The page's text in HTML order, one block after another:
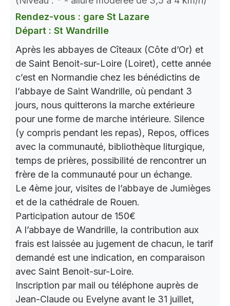
Rendez-vous : gare St Lazare
Départ : St Wandrille
Après les abbayes de Cîteaux (Côte d’Or) et
de Saint Benoit-sur-Loire (Loiret), cette année
c’est en Normandie chez les bénédictins de
l’abbaye de Saint Wandrille, où pendant 3
jours, nous quitterons la marche extérieure
pour une forme de marche intérieure. Silence
(y compris pendant les repas), Repos, offices
avec la communauté, bibliothèque liturgique,
temps de prières, possibilité de rencontrer un
frère de la communauté pour un échange.
Le 4ème jour, visites de l’abbaye de Jumièges
et de la cathédrale de Rouen.
Participation autour de 150€
A l’abbaye de Wandrille, la contribution aux
frais est laissée au jugement de chacun, le tarif
demandé est une indication, en comparaison
avec Saint Benoit-sur-Loire.
Inscription par mail ou téléphone auprès de
Jean-Claude ou Evelyne avant le 31 juillet,